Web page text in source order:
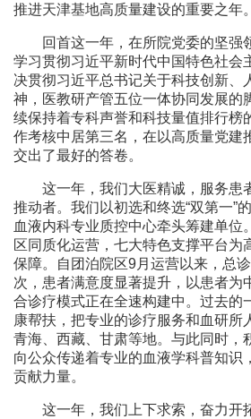
推进天津基地高质量建设的重要之年。
回首这一年，在所院党委的坚强
学习贯彻习近平新时代中国特色社会
决贯彻习近平总书记关于科技创新、
神，医教研产管五位一体协同发展的
续保持着专科声誉和科技量值排行榜
作考核中居第三名，在以高质量党建
交出了最好的答卷。
这一年，我们大医精诚，服务患
推动者。我们以初选和终选“双第一”
血液内科专业质控中心牵头筹建单位
区同质化运营，七大特色支撑平台为
保障。自团泊院区9月运营以来，总
次，患者满意度显著提升，以患者为
合诊疗模式正在全速构建中。过去的
康帮扶，把专业的诊疗服务和血研所
青海、西藏、甘肃等地。与此同时，
向公众传递着专业的血液学科普知识
贡献力量。
这一年，我们上下求索，奋力开